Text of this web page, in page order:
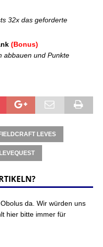
32x das geforderte
(Bonus)
abbauen und Punkte
LEVES
LEVEQUEST
da. Wir würden uns
hier bitte immer für